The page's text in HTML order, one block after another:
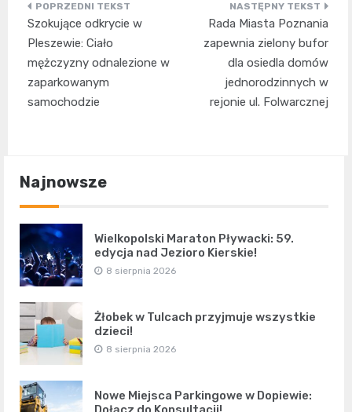
Nawigacja
wpisu
Szokujące odkrycie w
Pleszewie: Ciało
mężczyzny odnalezione w
zaparkowanym
samochodzie
Rada Miasta Poznania
zapewnia zielony bufor
dla osiedla domów
jednorodzinnych w
rejonie ul. Folwarcznej
Najnowsze
Wielkopolski Maraton Pływacki: 59.
edycja nad Jezioro Kierskie!
8 sierpnia 2026
Żłobek w Tulcach przyjmuje wszystkie
dzieci!
8 sierpnia 2026
Nowe Miejsca Parkingowe w Dopiewie: